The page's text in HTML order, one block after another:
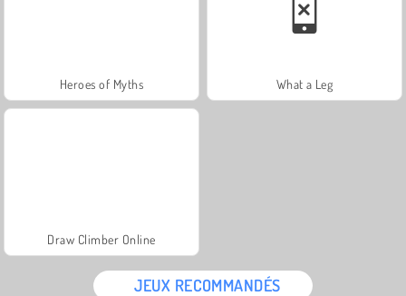
Heroes of Myths What a Leg
Draw Climber Online
JEUX RECOMMANDÉS